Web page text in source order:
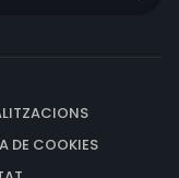
DE COOKIES